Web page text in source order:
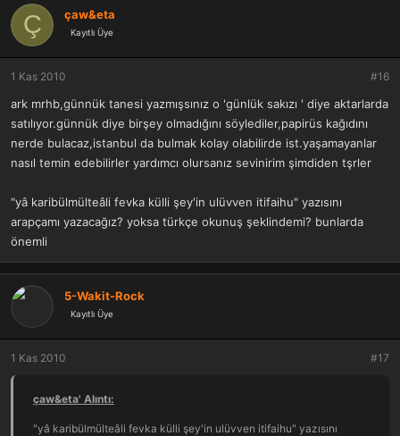
Ç çaw&eta
Kayıtlı Üye
1 Kas 2010 #16
ark mrhb,günnük tanesi yazmışsınız o 'günlük sakızı ' diye aktarlarda
satılıyor.günnük diye birşey olmadığını söylediler,papirüs kağıdını
nerde bulacaz,istanbul da bulmak kolay olabilirde ist.yaşamayanlar
nasıl temin edebilirler yardımcı olursanız sevinirim şimdiden tşrler
"yâ karibülmülteâli fevka külli şey'in ulüvven itifaihu" yazısını
arapçamı yazacağız? yoksa türkçe okunuş şeklindemi? bunlarda
önemli
5-Wakit-Rock
Kayıtlı Üye
1 Kas 2010 #17
çaw&eta' Alıntı:
"yâ karibülmülteâli fevka külli şey'in ulüvven itifaihu" yazısını